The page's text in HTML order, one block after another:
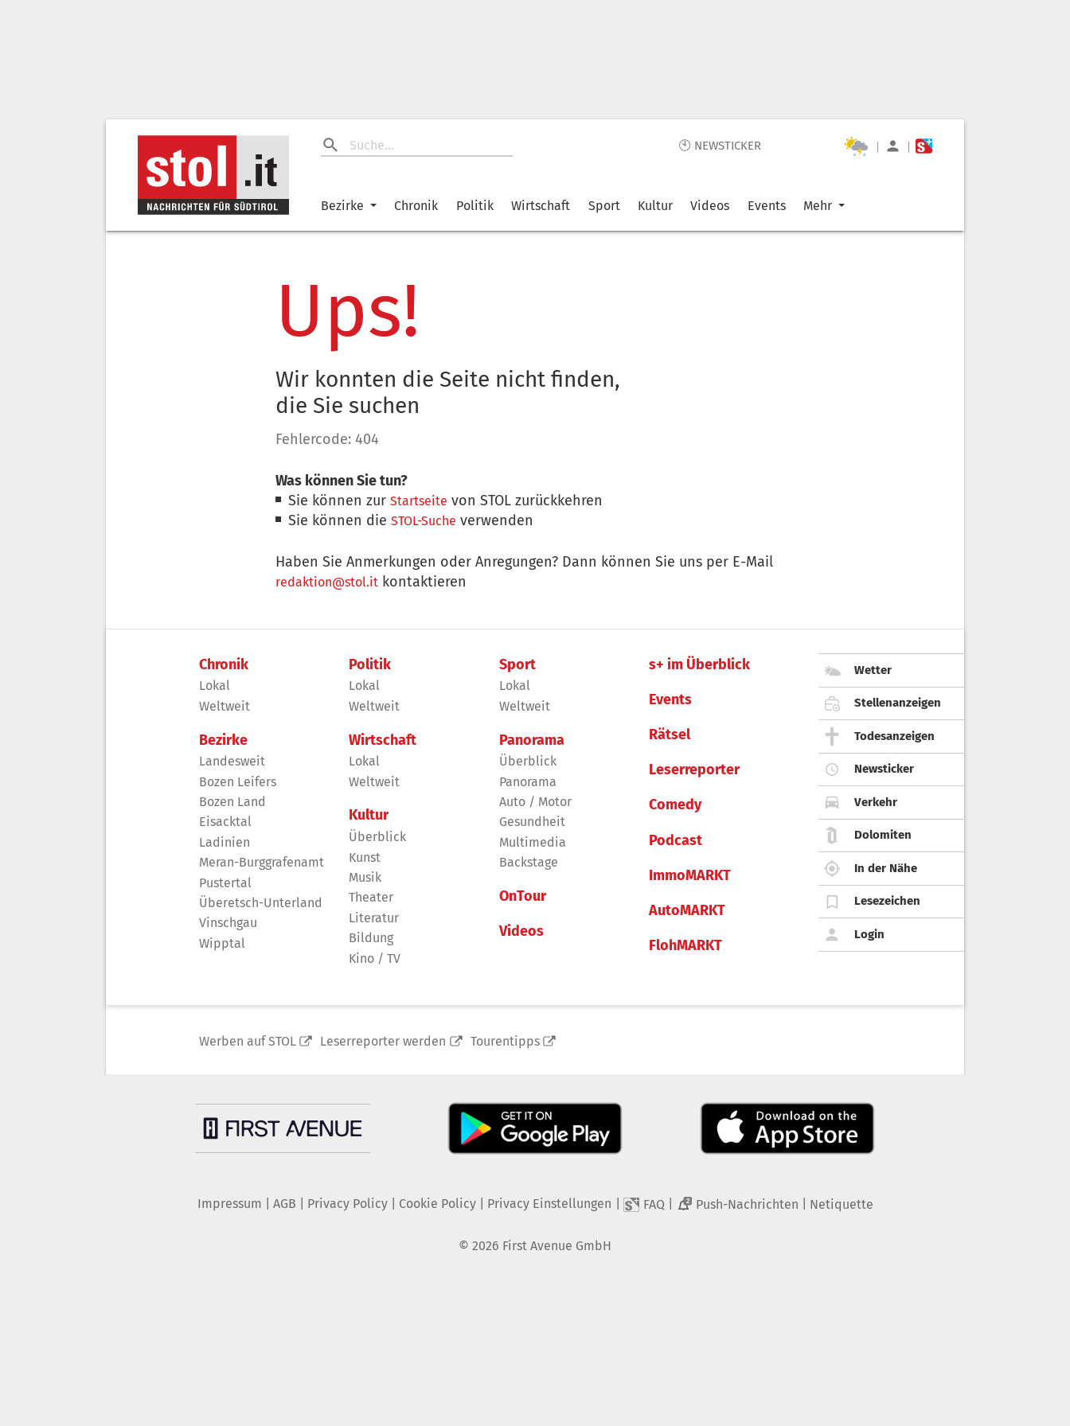
🕙 NEWSTICKER | |
Bezirke Chronik Politik Wirtschaft Sport Kultur Videos Events Mehr
Ups!
Wir konnten die Seite nicht finden,
die Sie suchen
Fehlercode: 404
Was können Sie tun?
Sie können zurStartseite von STOL zurückkehren
Sie können dieSTOL-Suche verwenden
Haben Sie Anmerkungen oder Anregungen? Dann können Sie uns per E-Mail
redaktion@stol.it kontaktieren
Chronik
Lokal
Weltweit
Bezirke
Landesweit
Bozen Leifers
Bozen Land
Eisacktal
Ladinien
Meran-Burggrafenamt
Pustertal
Überetsch-Unterland
Vinschgau
Wipptal
Politik
Lokal
Weltweit
Wirtschaft
Lokal
Weltweit
Kultur
Überblick
Kunst
Musik
Theater
Literatur
Bildung
Kino / TV
Sport
Lokal
Weltweit
Panorama
Überblick
Panorama
Auto / Motor
Gesundheit
Multimedia
Backstage
OnTour
Videos
s+ im Überblick
Events
Rätsel
Leserreporter
Comedy
Podcast
ImmoMARKT
AutoMARKT
FlohMARKT
Wetter
Stellenanzeigen
Todesanzeigen
Newsticker
Verkehr
Dolomiten
In der Nähe
Lesezeichen
Login
Werben auf STOL Leserreporter werden Tourentipps
Impressum AGB Privacy Policy| Cookie Policy| Privacy Einstellungen FAQ 2 Push-Nachrichten Netiquette
© 2026 First Avenue GmbH